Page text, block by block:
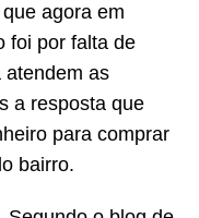
agora em
foi por falta de
atendem as
a resposta que
para comprar
bairro.